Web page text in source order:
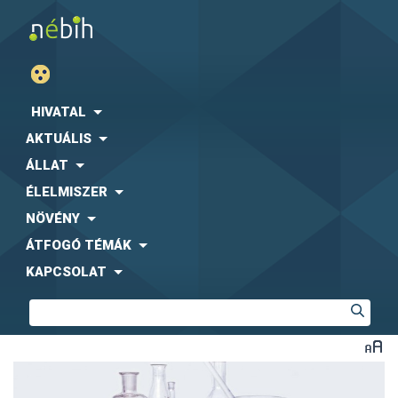
HIVATAL
AKTUÁLIS
ÁLLAT
ÉLELMISZER
NÖVÉNY
ÁTFOGÓ TÉMÁK
KAPCSOLAT